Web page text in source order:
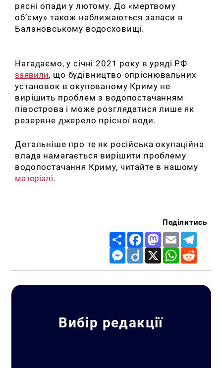
рясні опади у лютому. До «мертвому
об’єму» також наближаються запаси в
Балановському водосховищі.
Нагадаємо, у січні 2021 року в уряді РФ
заявили, що будівництво опріснювальних
установок в окупованому Криму не
вирішить проблем з водопостачанням
півострова і може розглядатися лише як
резервне джерело прісної води.
Детальніше про те як російська окупаційна
влада намагається вирішити проблему
водопостачання Криму, читайте в нашому
матеріалі.
Поділитись
Share FacebookMastodon
Email
Messenger
Diigo X WhatsApp
Вибір редакції